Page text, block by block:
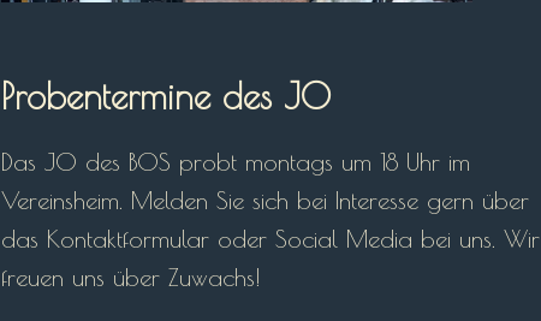
Probentermine des JO
Das JO des BOS probt montags um 18 Uhr im
Vereinsheim. Melden Sie sich bei Interesse gern über
das Kontaktformular oder Social Media bei uns. Wir
freuen uns über Zuwachs!